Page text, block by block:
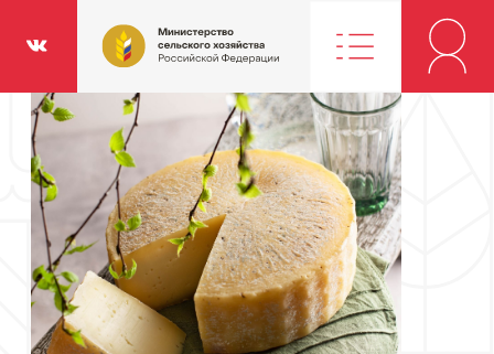
Министерство
сельского
хозяйства
Федерации
Вконтакте